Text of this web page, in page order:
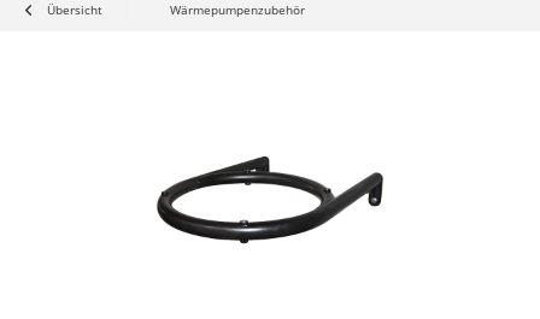
Übersicht Wärmepumpenzubehör